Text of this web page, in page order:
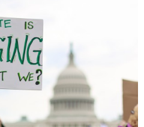
én al afgesloten.